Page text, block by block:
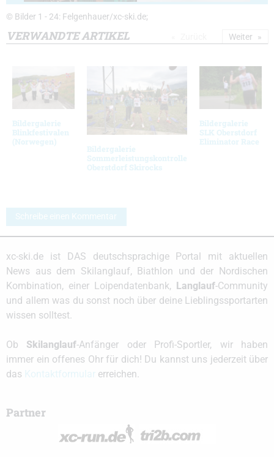
© Bilder 1 - 24: Felgenhauer/xc-ski.de;
VERWANDTE ARTIKEL
Bildergalerie
Blinkfestivalen
(Norwegen)
Bildergalerie
Sommerleistungskontrolle
Oberstdorf Skirocks
Bildergalerie
SLK Oberstdorf
Eliminator Race
Weiter
Schreibe einen Kommentar
xc-ski.de ist DAS deutschsprachige Portal mit aktuellen
News aus dem Skilanglauf, Biathlon und der Nordischen
Kombination, einer Loipendatenbank,
Langlauf-Community
und allem was du sonst noch über deine Lieblingssportarten
wissen solltest.
Ob Skilanglauf-Anfänger oder Profi-Sportler, wir haben
immer ein offenes Ohr für dich! Du kannst uns jederzeit über
das
erreichen.
Partner